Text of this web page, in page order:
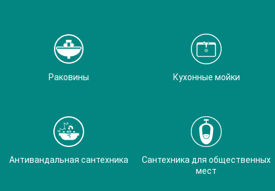
Раковины Кухонные мойки
Антивандальная сантехника
Сантехника для общественных
мест